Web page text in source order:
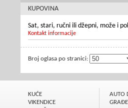
KUPOVINA
Sat, stari, ručni ili džepni, može i
Kontakt informacije
Broj oglasa po stranici:
KUĆE
VIKENDICE
AUTO